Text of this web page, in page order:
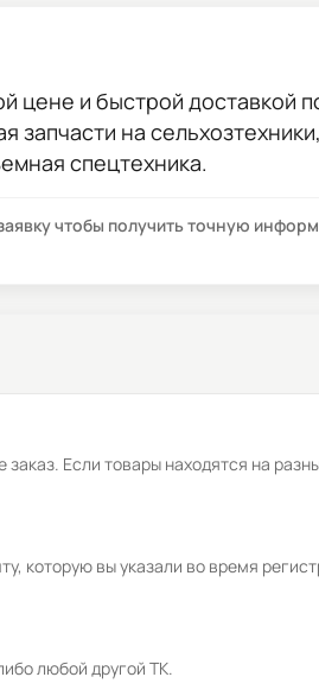
цене и быстрой доставкой
запчасти на сельхозтехники,
спецтехника.
чтобы получить точную
Если товары находятся на
которую вы указали во время
любой другой ТК.